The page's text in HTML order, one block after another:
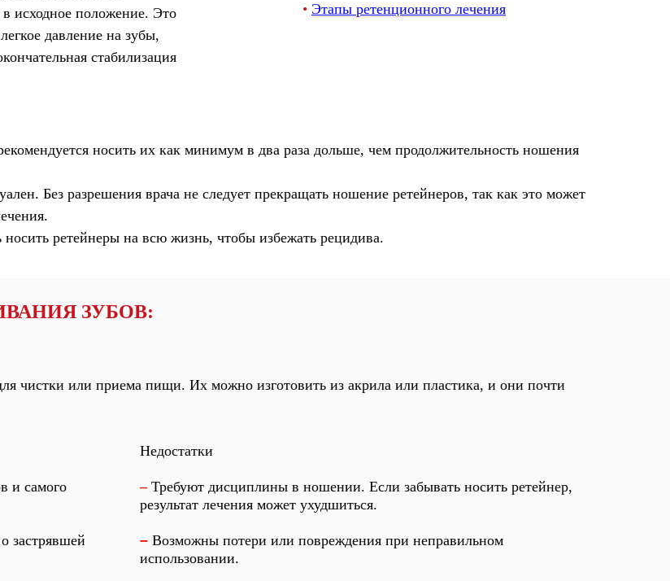
исходное положение. Это
давление на зубы,
стабилизация
• Этапы ретенционного лечения
носить их как минимум в два раза дольше, чем продолжительность ношения
Без разрешения врача не следует прекращать ношение ретейнеров, так как это может
ретейнеры на всю жизнь, чтобы избежать рецидива.
ЗУБОВ:
чистки или приема пищи. Их можно изготовить из акрила или пластика, и они почти
и самого
застрявшей
Недостатки
– Требуют дисциплины в ношении. Если забывать носить ретейнер,
результат лечения может ухудшиться.
– Возможны потери или повреждения при неправильном
использовании.